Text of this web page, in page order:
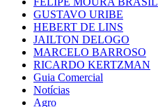
GUSTAVO URIBE
HEBERT DE LINS
JAILTON DELOGO
MARCELO BARROSO
RICARDO KERTZMAN
Guia Comercial
Notícias
Agro